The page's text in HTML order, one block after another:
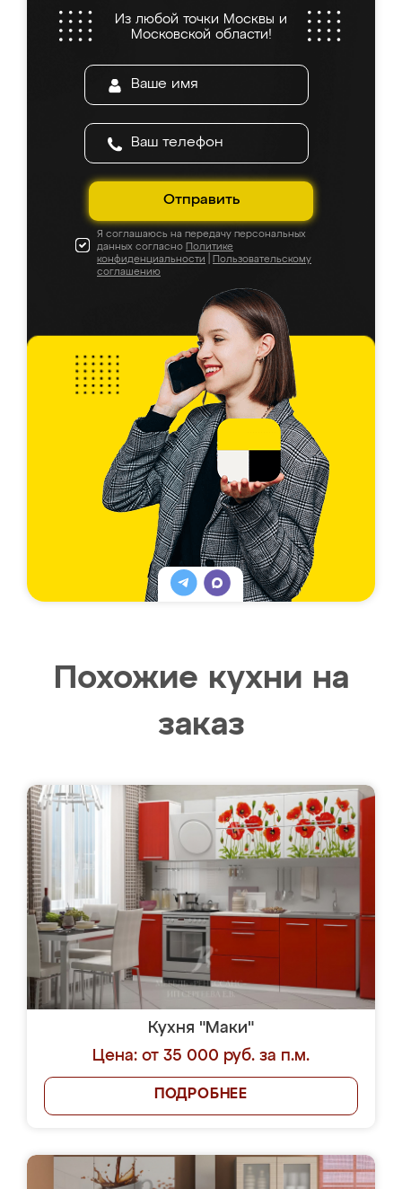
Из любой точки Москвы и
Московской области!
Отправить
Я соглашаюсь на передачу персональных
данных согласно Политике
конфиденциальности
Пользовательскому
соглашению
Похожие кухни на
заказ
Кухня "Маки"
Цена: от 35 000 руб. за п.м.
ПОДРОБНЕЕ